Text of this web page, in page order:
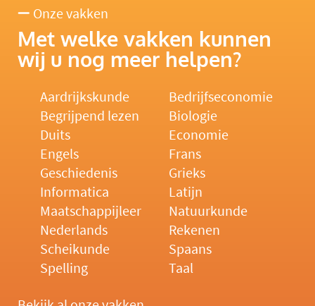
Onze vakken
Met welke vakken kunnen
wij u nog meer helpen?
Aardrijkskunde
Bedrijfseconomie
Begrijpend lezen
Biologie
Duits
Economie
Engels
Frans
Geschiedenis
Grieks
Informatica
Latijn
Maatschappijleer
Natuurkunde
Nederlands
Rekenen
Scheikunde
Spaans
Spelling
Taal